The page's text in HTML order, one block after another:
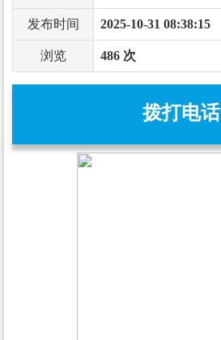
发布时间 2025-10-31 08:38:15
浏览 486 次
拨打电话